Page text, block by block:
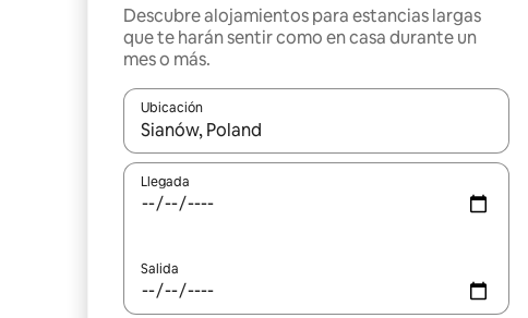
Descubre alojamientos para estancias largas
que te harán sentir como en casa durante un
mes o más.
Ubicación
Cuando los resultados estén disponibles, podrás
Llegada
Salida